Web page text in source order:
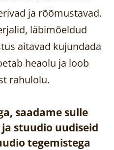
ja rõõmustavad.
läbimõeldud
aitavad kujundada
heaolu ja loob
rahulolu.
saadame sulle
stuudio uudiseid
tegemistega